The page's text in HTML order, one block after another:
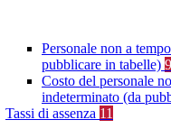
Personale non a
pubblicare in tabelle) 9
Costo del personale
indeterminato (da
Tassi di assenza 11